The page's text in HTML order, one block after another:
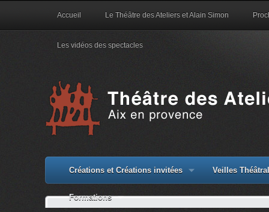
Accueil Le Théâtre des Ateliers et Alain Simon
Les vidéos des spectacles
Créations et Créations invitées Veilles
Formations